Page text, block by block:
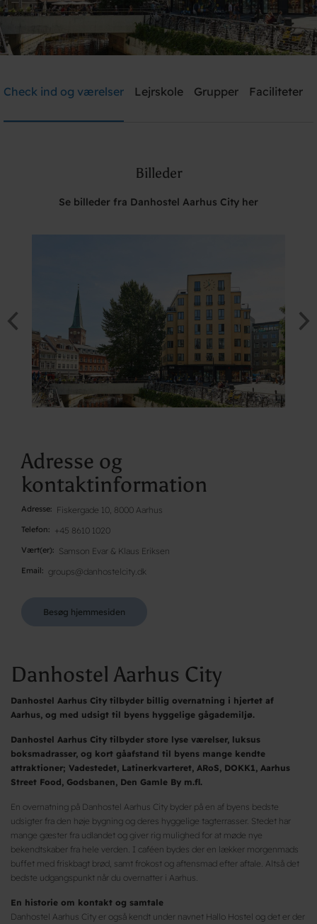
Brug for hjælp? Ring+45 8610 1020
Check ind og værelser Lejrskole Grupper Faciliteter
Billeder
Se billeder fra Danhostel Aarhus City her
Adresse og
kontaktinformation
Adresse Fiskergade 10, 8000 Aarhus
Telefon +45 8610 1020
Vært(er) Samson Evar & Klaus Eriksen
Email groups@danhostelcity.dk
Besøg hjemmesiden
Danhostel Aarhus City
Danhostel Aarhus City tilbyder billig overnatning i hjertet af
Aarhus, og med udsigt til byens hyggelige gågademiljø.
Danhostel Aarhus City tilbyder store lyse værelser, luksus
boksmadrasser, og kort gåafstand til byens mange kendte
attraktioner; Vadestedet, Latinerkvarteret, ARoS, DOKK1, Aarhus
Street Food, Godsbanen, Den Gamle By m.fl.
En overnatning på Danhostel Aarhus City byder på en af byens bedste
udsigter fra den høje bygning og deres hyggelige tagterrasser. Stedet har
mange gæster fra udlandet og giver rig mulighed for at møde nye
bekendtskaber fra hele verden. I caféen bydes der en lækker morgenmads
buffet med friskbagt brød, samt frokost og aftensmad efter aftale. Altså det
bedste udgangspunkt når du overnatter i Aarhus.
En historie om kontakt og samtale
Danhostel Aarhus City er også kendt under navnet Hallo Hostel og det er der